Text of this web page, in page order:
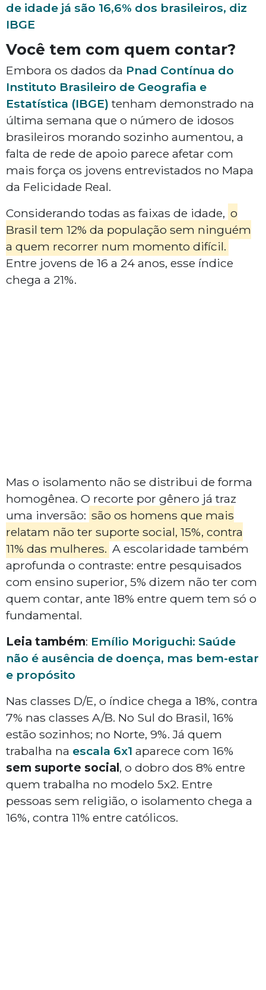
de idade já são 16,6% dos brasileiros, diz
IBGE
Você tem com quem contar?
Embora os dados da Pnad Contínua do
Instituto Brasileiro de Geografia e
Estatística (IBGE) tenham demonstrado na
última semana que o número de idosos
brasileiros morando sozinho aumentou, a
falta de rede de apoio parece afetar com
mais força os jovens entrevistados no Mapa
da Felicidade Real.
Considerando todas as faixas de idade, o
Brasil tem 12% da população sem ninguém
a quem recorrer num momento difícil.
Entre jovens de 16 a 24 anos, esse índice
chega a 21%.
Mas o isolamento não se distribui de forma
homogênea. O recorte por gênero já traz
uma inversão: são os homens que mais
relatam não ter suporte social, 15%, contra
11% das mulheres. A escolaridade também
aprofunda o contraste: entre pesquisados
com ensino superior, 5% dizem não ter com
quem contar, ante 18% entre quem tem só o
fundamental.
Leia também: Emílio Moriguchi: Saúde
não é ausência de doença, mas bem-estar
e propósito
Nas classes D/E, o índice chega a 18%, contra
7% nas classes A/B. No Sul do Brasil, 16%
estão sozinhos; no Norte, 9%. Já quem
trabalha na escala 6x1 aparece com 16%
sem suporte social, o dobro dos 8% entre
quem trabalha no modelo 5x2. Entre
pessoas sem religião, o isolamento chega a
16%, contra 11% entre católicos.